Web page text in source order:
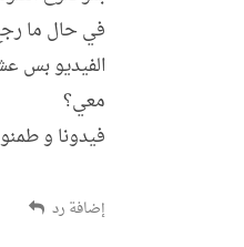
في حال ما رجع تواصل
الفيديو بس عشان
فيدونا و طمنونا اثابكم